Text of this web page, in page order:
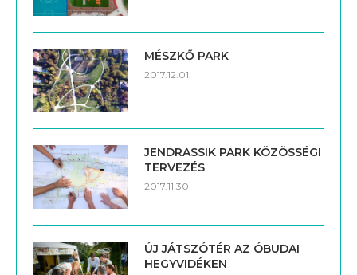
MÉSZKŐ PARK
2017.12.01.
JENDRASSIK PARK KÖZÖSSÉGI
TERVEZÉS
2017.11.30.
ÚJ JÁTSZÓTÉR AZ ÓBUDAI
HEGYVIDÉKEN